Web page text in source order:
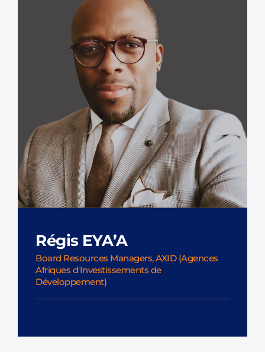
Régis EYA’A
Board Resources Managers, AXID (Agences
Afriques d'Investissements de
Développement)